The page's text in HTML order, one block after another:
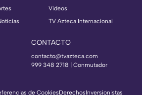
Videos
TV Azteca Internacional
CONTACTO
contacto@tvazteca.com
999 348 2718 | Conmutador
de CookiesDerechosInversionistas